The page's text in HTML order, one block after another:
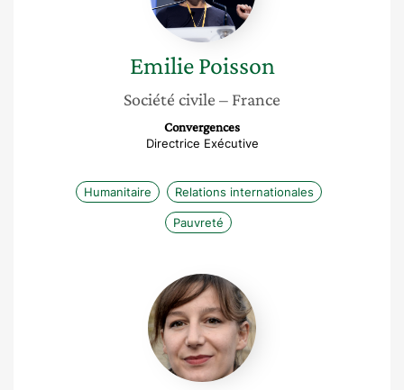
Emilie Poisson
Société civile – France
Convergences
Directrice Exécutive
Humanitaire Relations internationales
Pauvreté
Pauline
Chabbert